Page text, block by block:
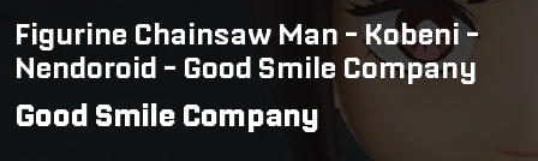
Figurine Chainsaw Man - Kobeni -
Nendoroid - Good Smile Company
Good Smile Company